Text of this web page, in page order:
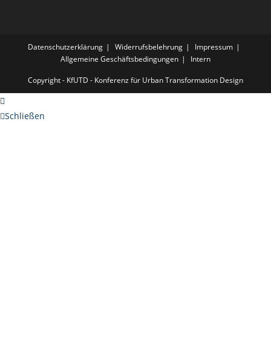
Datenschutzerklärung Widerrufsbelehrung
Impressum
Allgemeine Geschäftsbedingungen
Intern
Copyright - KfUTD - Konferenz für Urban Transformation Design
Schließen